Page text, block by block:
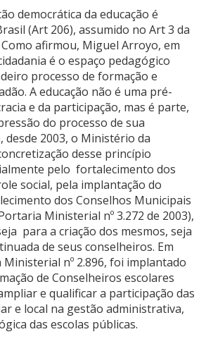
democrática da educação é
(Art 206), assumido no Art 3 da
Como afirmou, Miguel Arroyo, em
é o espaço pedagógico
processo de formação e
A educação não é uma pré-
e da participação, mas é parte,
do processo de sua
desde 2003, o Ministério da
desse princípio
pelo fortalecimento dos
social, pela implantação do
dos Conselhos Municipais
Ministerial nº 3.272 de 2003),
para a criação dos mesmos, seja
de seus conselheiros. Em
nº 2.896, foi implantado
de Conselheiros escolares
e qualificar a participação das
e local na gestão administrativa,
das escolas públicas.